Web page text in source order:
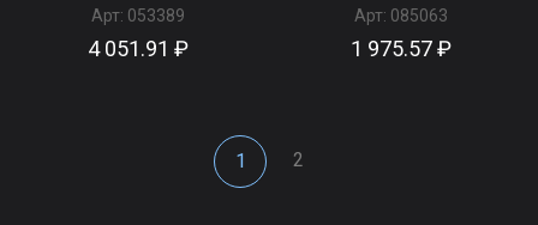
Арт: 053389
4 051.91 ₽
Арт: 085063
1 975.57 ₽
1 2